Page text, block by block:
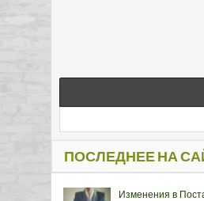
ПОСЛЕДНЕЕ НА
Изменения в